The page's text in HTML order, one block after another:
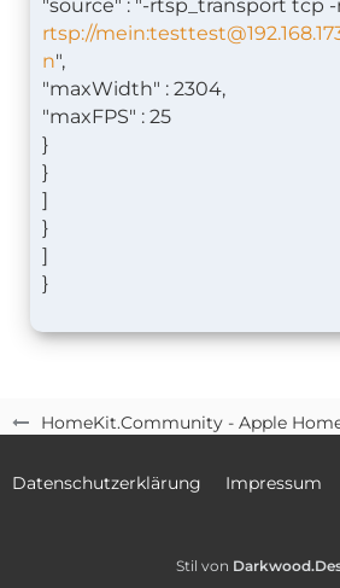
HomeKit.Community - Apple
"source" : "-rtsp_transport tcp -
rtsp://mein:
n",
"maxWidth" : 2304,
"maxFPS" : 25
}
}
]
}
]
}
Datenschutzerklärung Impressum
Stil von